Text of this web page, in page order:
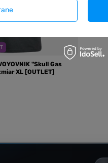
"Skull Gas
XL [OUTLET]